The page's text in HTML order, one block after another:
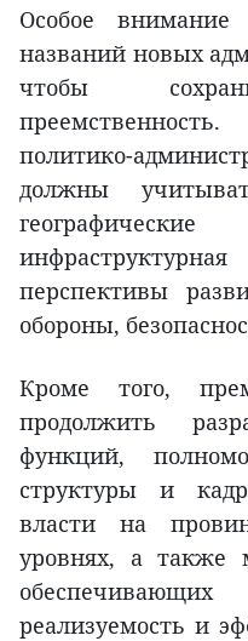
Особое
названий новых
чтобы
политико-
должны
перспективы
обороны,
Кроме того,
продолжить
функций,
структуры и
власти на
уровнях, а также
реализуемость и